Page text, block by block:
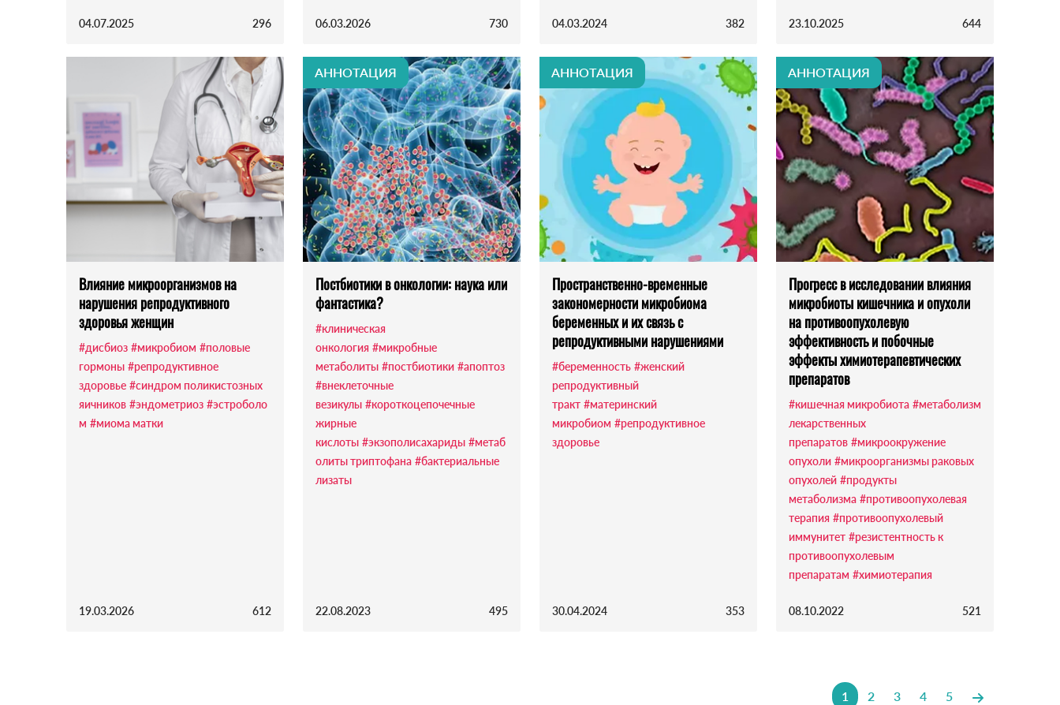
04.07.2025 296 06.03.2026 730 04.03.2024 382 23.10.2025 644
Влияние микроорганизмов на
нарушения репродуктивного
здоровья женщин
#дисбиоз #микробиом #половые
гормоны #репродуктивное
здоровье #синдром поликистозных
яичников #эндометриоз #эстроболо
м #миома матки
19.03.2026 612
АННОТАЦИЯ
Постбиотики в онкологии: наука или
фантастика?
#клиническая
онкология #микробные
метаболиты #постбиотики #апоптоз
#внеклеточные
везикулы #короткоцепочечные
жирные
кислоты #экзополисахариды #метаб
олиты триптофана #бактериальные
лизаты
22.08.2023 495
АННОТАЦИЯ
Пространственно-временные
закономерности микробиома
беременных и их связь с
репродуктивными нарушениями
#беременность #женский
репродуктивный
тракт #материнский
микробиом #репродуктивное
здоровье
30.04.2024 353
АННОТАЦИЯ
Прогресс в исследовании влияния
микробиоты кишечника и опухоли
на противоопухолевую
эффективность и побочные
эффекты химиотерапевтических
препаратов
#кишечная микробиота #метаболизм
лекарственных
препаратов #микроокружение
опухоли #микроорганизмы раковых
опухолей #продукты
метаболизма #противоопухолевая
терапия #противоопухолевый
иммунитет #резистентность к
противоопухолевым
препаратам #химиотерапия
08.10.2022 521
1 2 3 4 5